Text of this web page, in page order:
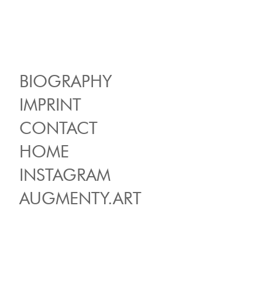
BIOGRAPHY
IMPRINT
CONTACT
HOME
INSTAGRAM
AUGMENTY.ART